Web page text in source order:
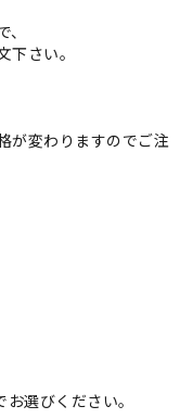
さい。
が変わりますのでご注
選びください。